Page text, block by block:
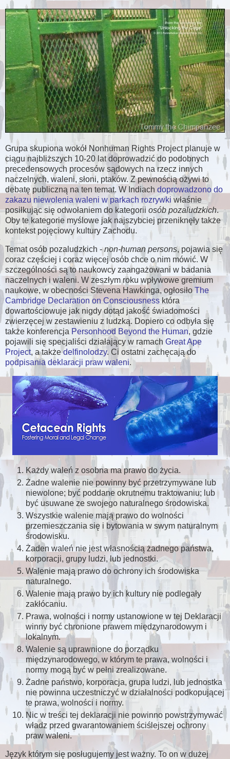
Grupa skupiona wokół Nonhuman Rights Project planuje w
ciągu najbliższych 10-20 lat doprowadzić do podobnych
precedensowych procesów sądowych na rzecz innych
naczelnych, waleni, słoni, ptaków. Z pewnością ożywi to
debatę publiczną na ten temat. W Indiach doprowadzono do
zakazu niewolenia waleni w parkach rozrywki właśnie
posiłkując się odwołaniem do kategorii osób pozaludzkich.
Oby te kategorie myślowe jak najszybciej przeniknęły także
kontekst pojęciowy kultury Zachodu.
Temat osób pozaludzkich -non-human persons, pojawia się
coraz częściej i coraz więcej osób chce o nim mówić. W
szczególności są to naukowcy zaangażowani w badania
naczelnych i waleni. W zeszłym roku wpływowe gremium
naukowe, w obecności Stevena Hawkinga, ogłosiłoThe
Cambridge Declaration on Consciousness która
dowartościowuje jak nigdy dotąd jakość świadomości
zwierzęcej w zestawieniu z ludzką. Dopiero co odbyła się
także konferencja Personhood Beyond the Human, gdzie
pojawili się specjaliści działający w ramach Great Ape
Project, a takżedelfinolodzy. Ci ostatni zachęcają do
podpisania deklaracji praw waleni.
Każdy waleń z osobna ma prawo do życia.
Żadne walenie nie powinny być przetrzymywane lub
niewolone; być poddane okrutnemu traktowaniu; lub
być usuwane ze swojego naturalnego środowiska.
Wszystkie walenie mają prawo do wolności
przemieszczania się i bytowania w swym naturalnym
środowisku.
Żaden waleń nie jest własnością żadnego państwa,
korporacji, grupy ludzi, lub jednostki.
Walenie mają prawo do ochrony ich środowiska
naturalnego.
Walenie mają prawo by ich kultury nie podlegały
zakłócaniu.
Prawa, wolności i normy ustanowione w tej Deklaracji
winny być chronione prawem międzynarodowym i
lokalnym.
Walenie są uprawnione do porządku
międzynarodowego, w którym te prawa, wolności i
normy mogą być w pełni zrealizowane.
Żadne państwo, korporacja, grupa ludzi, lub jednostka
nie powinna uczestniczyć w działalności podkopującej
te prawa, wolności i normy.
Nic w treści tej deklaracji nie powinno powstrzymywać
władz przed gwarantowaniem ściślejszej ochrony
praw waleni.
Język którym się posługujemy jest ważny. To on w dużej